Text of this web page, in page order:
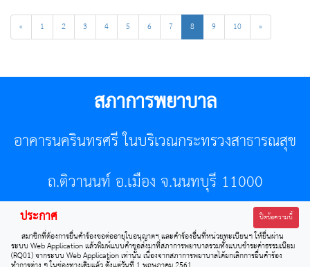
« 1 2 3 4 5 6 7 8 9 10 »
สภาการพยาบาล
อาคารนครินทรศรี ในบริเวณกระทรวงสาธารณสุข
ถ.ติวานนท์ อ.เมือง จ.นนทบุรี 11000
โทรศัพท์ 02-596-7500 โทรสาร 0-2589-7121 E-mail :
center@tnmc.or.th
ประกาศ ปิดข้อความนี้
สมาชิกที่ต้องการยื่นคำร้องขอต่ออายุใบอนุญาตฯ และคำร้องอื่นที่หน่วยทะเบียนฯ ให้ยื่นผ่าน
ระบบ Web Application แล้วพิมพ์แบบคำขอส่งมาที่สภาการพยาบาลรวมทั้งแบบชำระค่าธรรมเนียม
(RQ01) จากระบบ Web Application เท่านั้น เนื่องจากสภาการพยาบาลได้ยกเลิกการยื่นคำร้อง